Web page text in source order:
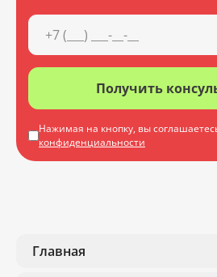
Получить
Нажимая на кнопку, вы
конфиденциальности
Главная